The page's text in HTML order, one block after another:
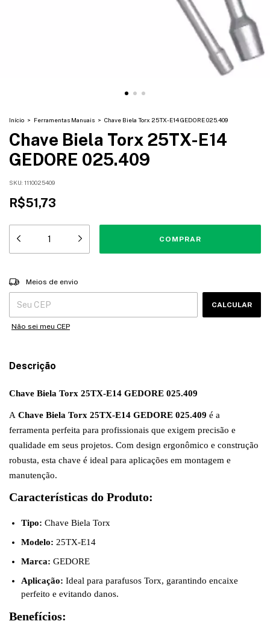
Início > Ferramentas Manuais > Chave Biela Torx 25TX-E14 GEDORE 025.409
Chave Biela Torx 25TX-E14
GEDORE 025.409
SKU: 1110025409
R$51,73
Entregas para o CEP:
Meios de envio
CALCULAR
Não sei meu CEP
Descrição
Chave Biela Torx 25TX-E14 GEDORE 025.409
A Chave Biela Torx 25TX-E14 GEDORE 025.409 é a
ferramenta perfeita para profissionais que exigem precisão e
qualidade em seus projetos. Com design ergonômico e construção
robusta, esta chave é ideal para aplicações em montagem e
manutenção.
Características do Produto:
Tipo: Chave Biela Torx
Modelo: 25TX-E14
Marca: GEDORE
Aplicação: Ideal para parafusos Torx, garantindo encaixe
perfeito e evitando danos.
Benefícios: